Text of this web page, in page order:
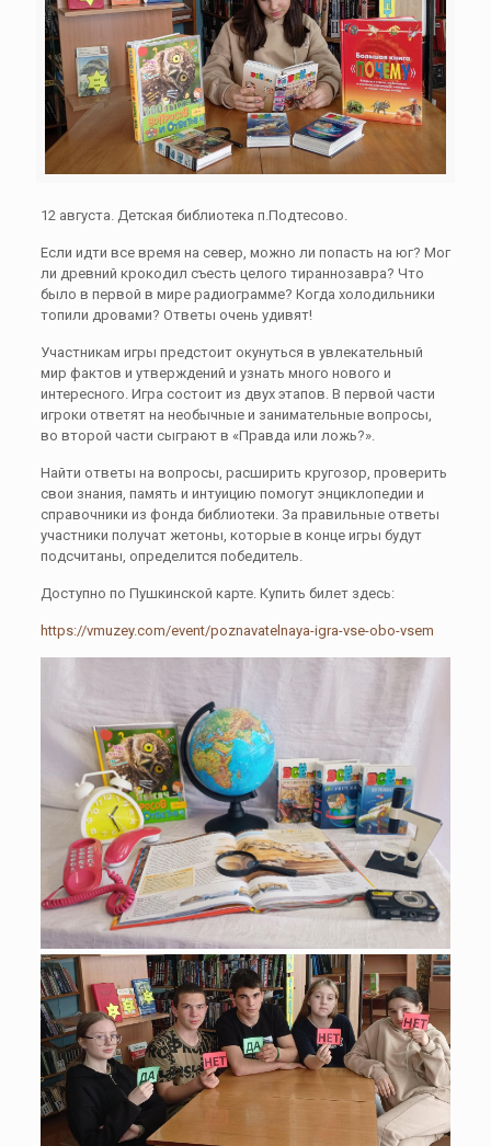
12 августа. Детская библиотека п.Подтесово.
Если идти все время на север, можно ли попасть на юг? Мог
ли древний крокодил съесть целого тираннозавра? Что
было в первой в мире радиограмме? Когда холодильники
топили дровами? Ответы очень удивят!
Участникам игры предстоит окунуться в увлекательный
мир фактов и утверждений и узнать много нового и
интересного. Игра состоит из двух этапов. В первой части
игроки ответят на необычные и занимательные вопросы,
во второй части сыграют в «Правда или ложь?».
Найти ответы на вопросы, расширить кругозор, проверить
свои знания, память и интуицию помогут энциклопедии и
справочники из фонда библиотеки. За правильные ответы
участники получат жетоны, которые в конце игры будут
подсчитаны, определится победитель.
Доступно по Пушкинской карте. Купить билет здесь:
https://vmuzey.com/event/poznavatelnaya-igra-vse-obo-vsem